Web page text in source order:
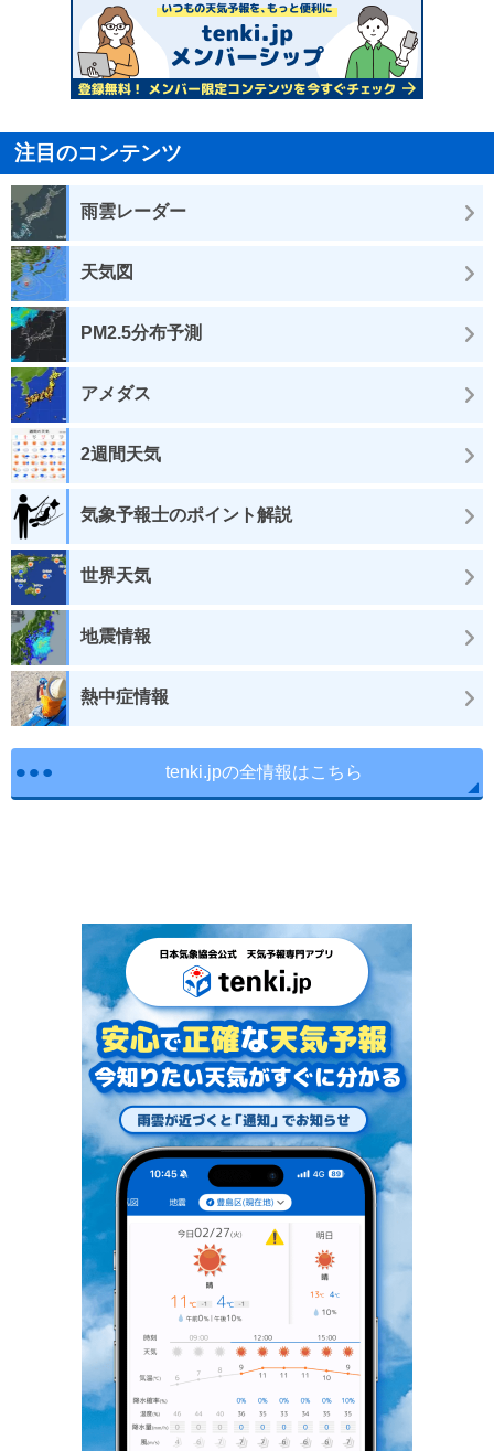
注目のコンテンツ
雨雲レーダー
天気図
PM2.5分布予測
アメダス
2週間天気
気象予報士のポイント解説
世界天気
地震情報
熱中症情報
tenki.jpの全情報はこちら